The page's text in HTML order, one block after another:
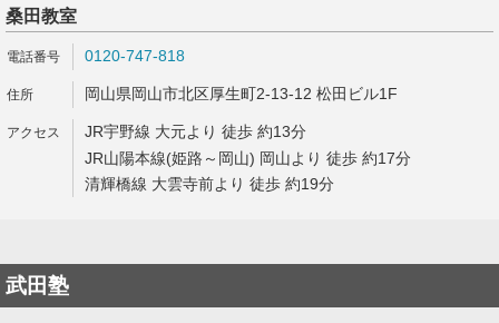
桑田教室
0120-747-818
岡山県岡山市北区厚生町2-13-12 松田ビル1F
JR宇野線 大元より 徒歩 約13分
JR山陽本線(姫路～岡山) 岡山より 徒歩 約17分
清輝橋線 大雲寺前より 徒歩 約19分
武田塾